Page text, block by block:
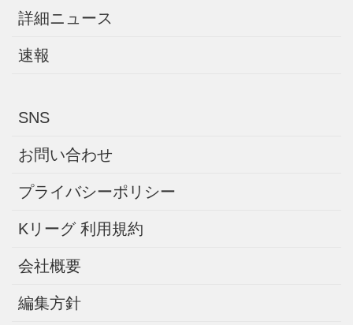
詳細ニュース
速報
SNS
お問い合わせ
プライバシーポリシー
Kリーグ 利用規約
会社概要
編集方針